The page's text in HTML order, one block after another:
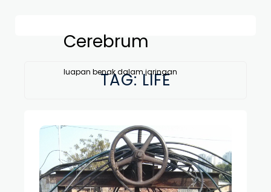
Cerebrum
luapan benak dalam jaringan
TAG:LIFE